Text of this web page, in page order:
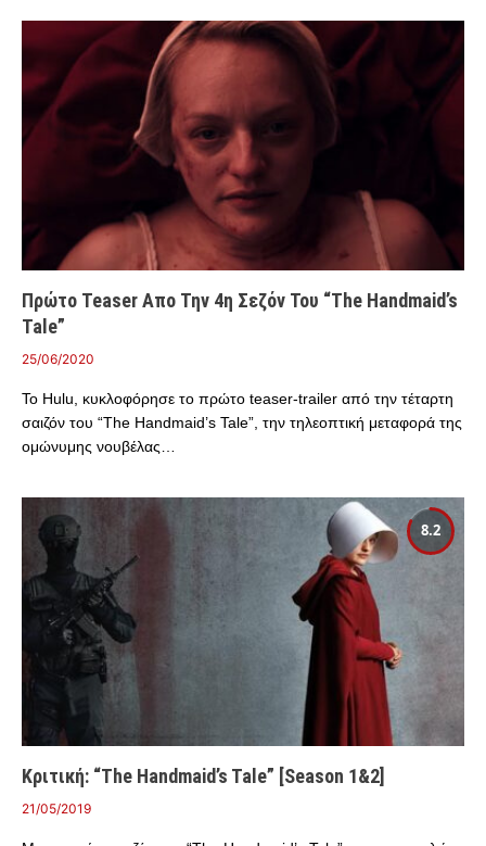
Πρώτο Teaser Απο Την 4η Σεζόν Του “The Handmaid’s
Tale”
25/06/2020
Το Hulu, κυκλοφόρησε το πρώτο teaser-trailer από την τέταρτη
σαιζόν του “The Handmaid’s Tale”, την τηλεοπτική μεταφορά της
ομώνυμης νουβέλας…
8.2
Κριτική: “The Handmaid’s Tale” [Season 1&2]
21/05/2019